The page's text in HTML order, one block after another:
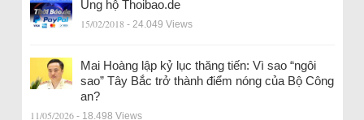
Ủng hộ Thoibao.de
15/02/2018 - 24.049 Views
Mai Hoàng lập kỷ lục thăng tiến: Vì sao “ngôi
sao” Tây Bắc trở thành điểm nóng của Bộ Công
an?
11/05/2026 - 18.498 Views